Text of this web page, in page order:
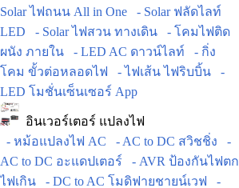
Solar ไฟถนน All in One
- Solar ฟลัดไลท์
LED
- Solar ไฟสวน ทางเดิน
- โคมไฟติด
ผนัง ภายใน
- LED AC ดาวน์ไลท์
- กิ่ง
โคม ขั้วต่อหลอดไฟ
- ไฟเส้น ไฟริบบิ้น
-
LED โมชั่นเซ็นเซอร์ App
อินเวอร์เตอร์ แปลงไฟ
- หม้อแปลงไฟ AC
- AC to DC สวิชชิ่ง
-
AC to DC อะแดปเตอร์
- AVR ป้องกันไฟตก
ไฟเกิน
- DC to AC โมดิฟายชายน์เวฟ -